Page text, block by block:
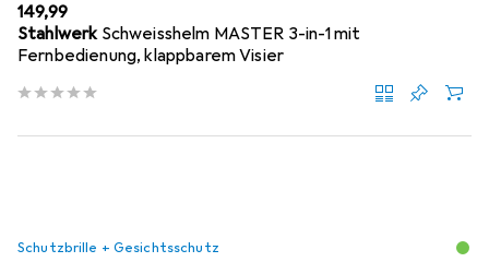
EUR
149,99
Stahlwerk Schweisshelm MASTER 3-in-1 mit
Fernbedienung, klappbarem Visier
Schutzbrille + Gesichtsschutz